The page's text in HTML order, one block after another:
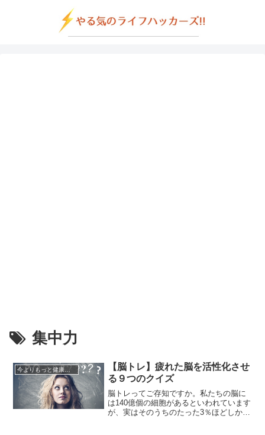
集中力
今よりもっと健康になる方法
【脳トレ】疲れた脳を活性化させ
る９つのクイズ
脳トレってご存知ですか。私たちの脳に
は140億個の細胞があるといわれています
が、実はそのうちのたった3％ほどしか使